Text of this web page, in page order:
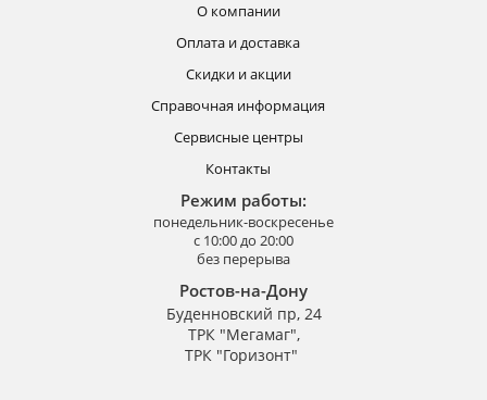
О компании
Оплата и доставка
Скидки и акции
Справочная информация
Сервисные центры
Контакты
Режим работы:
понедельник-воскресенье
с 10:00 до 20:00
без перерыва
Ростов-на-Дону
Буденновский пр, 24
ТРК "Мегамаг",
ТРК "Горизонт"